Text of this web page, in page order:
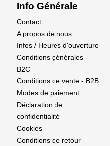
Info Générale
Contact
A propos de nous
Infos / Heures d'ouverture
Conditions générales -
B2C
Conditions de vente - B2B
Modes de paiement
Déclaration de
confidentialité
Cookies
Conditions de retour